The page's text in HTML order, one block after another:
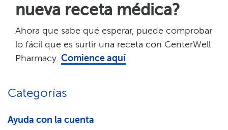
Categorías​​
Ayuda con la cuenta​​
nueva receta médica?​​
Ahora que sabe qué esperar, puede comprobar
lo fácil que es surtir una receta con CenterWell
Pharmacy. Comience aquí.​​